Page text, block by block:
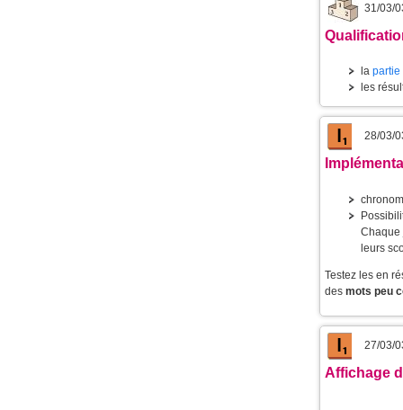
31/03/
la partie
les
28/03/
Chaque
leurs
Testez les en
des mots peu
27/03/
Affichage